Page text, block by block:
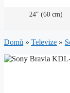
24″ (60 cm)
Domů » Televize »